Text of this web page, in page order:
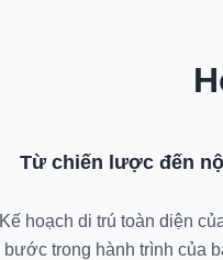
Từ chiến lược đến
Kế hoạch di trú toàn diện
bước trong hành trình của